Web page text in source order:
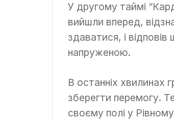
У другому таймі
вийшли вперед,
здаватися, і
напруженою.
В останніх хвилинах
зберегти перемогу.
своєму полі у